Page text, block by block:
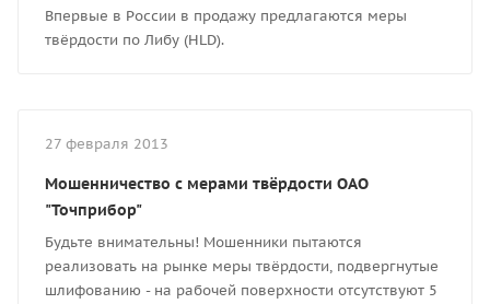
Впервые в России в продажу предлагаются меры
твёрдости по Либу (HLD).
27 февраля 2013
Мошенничество с мерами твёрдости ОАО
"Точприбор"
Будьте внимательны! Мошенники пытаются
реализовать на рынке меры твёрдости, подвергнутые
шлифованию - на рабочей поверхности отсутствуют 5